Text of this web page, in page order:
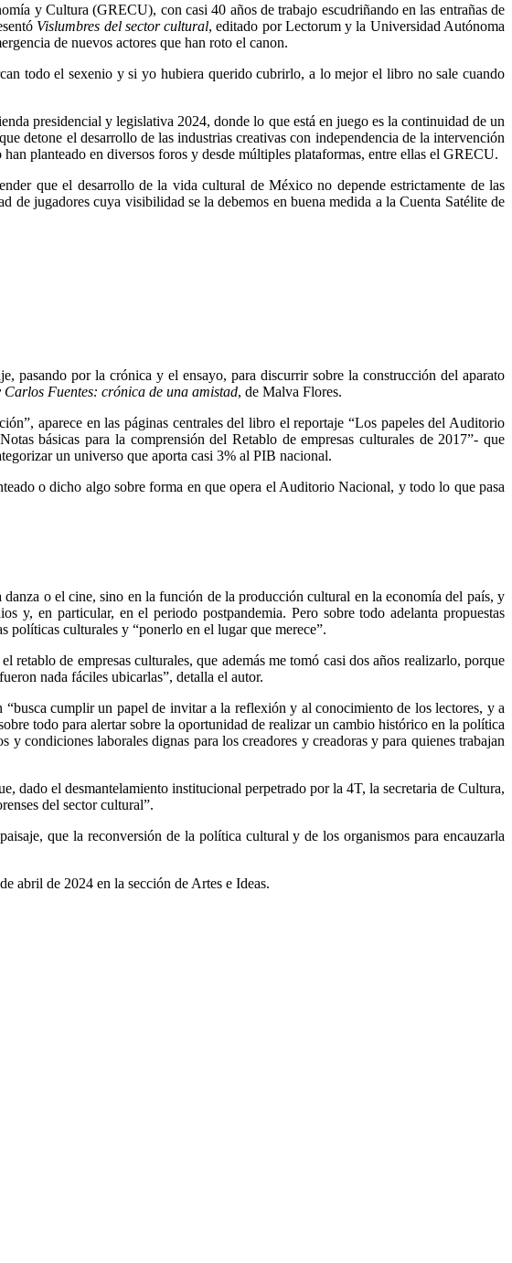
y Cultura (GRECU), con casi 40 años de trabajo escudriñando en las entrañas de
Vislumbres del sector cultural, editado por Lectorum y la Universidad Autónoma
de nuevos actores que han roto el canon.
todo el sexenio y si yo hubiera querido cubrirlo, a lo mejor el libro no sale cuando
presidencial y legislativa 2024, donde lo que está en juego es la continuidad de un
detone el desarrollo de las industrias creativas con independencia de la intervención
planteado en diversos foros y desde múltiples plataformas, entre ellas el GRECU.
que el desarrollo de la vida cultural de México no depende estrictamente de las
de jugadores cuya visibilidad se la debemos en buena medida a la Cuenta Satélite de
pasando por la crónica y el ensayo, para discurrir sobre la construcción del aparato
Fuentes: crónica de una amistad, de Malva Flores.
aparece en las páginas centrales del libro el reportaje “Los papeles del Auditorio
básicas para la comprensión del Retablo de empresas culturales de 2017”- que
un universo que aporta casi 3% al PIB nacional.
o dicho algo sobre forma en que opera el Auditorio Nacional, y todo lo que pasa
o el cine, sino en la función de la producción cultural en la economía del país, y
y, en particular, en el periodo postpandemia. Pero sobre todo adelanta propuestas
políticas culturales y “ponerlo en el lugar que merece”.
de empresas culturales, que además me tomó casi dos años realizarlo, porque
nada fáciles ubicarlas”, detalla el autor.
cumplir un papel de invitar a la reflexión y al conocimiento de los lectores, y a
todo para alertar sobre la oportunidad de realizar un cambio histórico en la política
y condiciones laborales dignas para los creadores y creadoras y para quienes trabajan
dado el desmantelamiento institucional perpetrado por la 4T, la secretaria de Cultura,
del sector cultural”.
que la reconversión de la política cultural y de los organismos para encauzarla
abril de 2024 en la sección de Artes e Ideas.